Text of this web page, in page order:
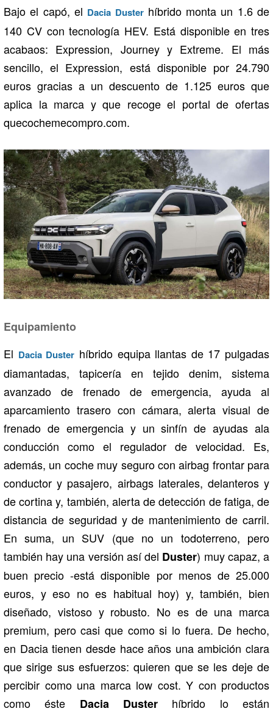
Bajo el capó, el Dacia Duster híbrido monta un 1.6 de
140 CV con tecnología HEV. Está disponible en tres
acabaos: Expression, Journey y Extreme. El más
sencillo, el Expression, está disponible por 24.790
euros gracias a un descuento de 1.125 euros que
aplica la marca y que recoge el portal de ofertas
quecochemecompro.com.
Equipamiento
El Dacia Duster híbrido equipa llantas de 17 pulgadas
diamantadas, tapicería en tejido denim, sistema
avanzado de frenado de emergencia, ayuda al
aparcamiento trasero con cámara, alerta visual de
frenado de emergencia y un sinfín de ayudas ala
conducción como el regulador de velocidad. Es,
además, un coche muy seguro con airbag frontar para
conductor y pasajero, airbags laterales, delanteros y
de cortina y, también, alerta de detección de fatiga, de
distancia de seguridad y de mantenimiento de carril.
En suma, un SUV (que no un todoterreno, pero
también hay una versión así del Duster) muy capaz, a
buen precio -está disponible por menos de 25.000
euros, y eso no es habitual hoy) y, también, bien
diseñado, vistoso y robusto. No es de una marca
premium, pero casi que como si lo fuera. De hecho,
en Dacia tienen desde hace años una ambición clara
que sirige sus esfuerzos: quieren que se les deje de
percibir como una marca low cost. Y con productos
como éste Dacia Duster híbrido lo están